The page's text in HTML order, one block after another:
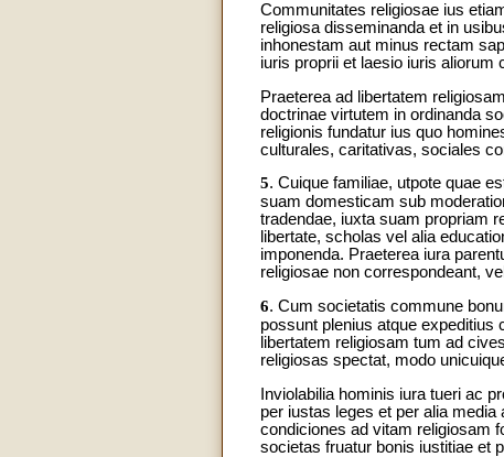
Communitates religiosae ius
religiosa disseminanda et in
inhonestam aut minus rectam
iuris proprii et laesio iuris aliorum
Praeterea ad libertatem
doctrinae virtutem in ordinanda
religionis fundatur ius quo
culturales, caritativas, sociales
5. Cuique familiae, utpote quae
suam domesticam sub
tradendae, iuxta suam propriam
libertate, scholas vel alia
imponenda. Praeterea iura
religiosae non correspondeant,
6. Cum societatis commune
possunt plenius atque
libertatem religiosam tum ad
religiosas spectat, modo
Inviolabilia hominis iura tueri ac
per iustas leges et per alia
condiciones ad vitam religiosam
societas fruatur bonis iustitiae et